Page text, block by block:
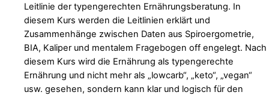
Leitlinie der typengerechten Ernährungsberatung. In
diesem Kurs werden die Leitlinien erklärt und
Zusammenhänge zwischen Daten aus Spiroergometrie,
BIA, Kaliper und mentalem Fragebogen off engelegt. Nach
diesem Kurs wird die Ernährung als typengerechte
Ernährung und nicht mehr als „lowcarb“, „keto“, „vegan“
usw. gesehen, sondern kann klar und logisch für den